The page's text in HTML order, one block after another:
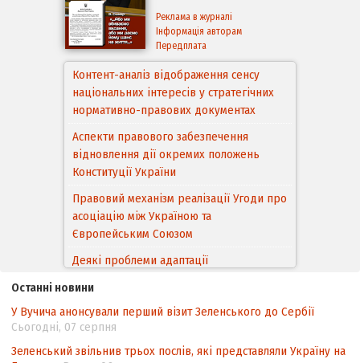
Реклама в журналі
Інформація авторам
Передплата
Контент-аналіз відображення сенсу
національних інтересів у стратегічних
нормативно-правових документах
Аспекти правового забезпечення
відновлення дії окремих положень
Конституції України
Правовий механізм реалізації Угоди про
асоціацію між Україною та
Європейським Cоюзом
Деякі проблеми адаптації
походження товарів відповідно до
Угоди про торговельні аспекти прав
інтелектуальної власності (TRIPS) у
контексті євроінтеграції
Останні новини
У Вучича анонсували перший візит Зеленського до Сербії
Сьогодні, 07 серпня
Зеленський звільнив трьох послів, які представляли Україну на